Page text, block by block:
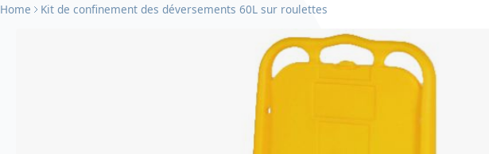
Home Kit de confinement des déversements 60L sur roulettes